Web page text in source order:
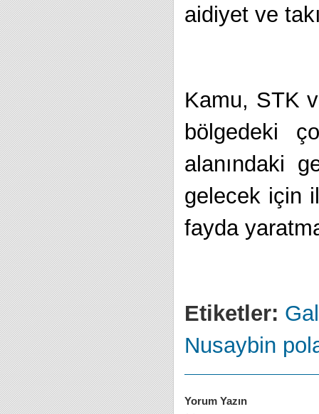
aidiyet ve
Kamu, STK
bölgedeki
alanındaki
gelecek için
fayda
Etiketler:
Nusaybin
Yorum Yazın